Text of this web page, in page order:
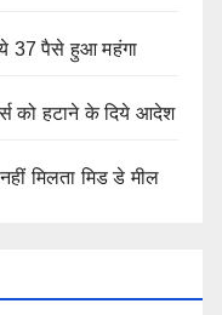
37 पैसे हुआ महंगा
को हटाने के दिये आदेश
मिलता मिड डे मील